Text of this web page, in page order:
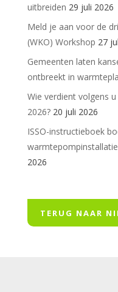
uitbreiden 29 juli 2026
Meld je aan voor de
(WKO) Workshop 27
Gemeenten laten
ontbreekt in
Wie verdient volgens
2026? 20 juli 2026
ISSO-instructieboek
2026
TERUG NAAR